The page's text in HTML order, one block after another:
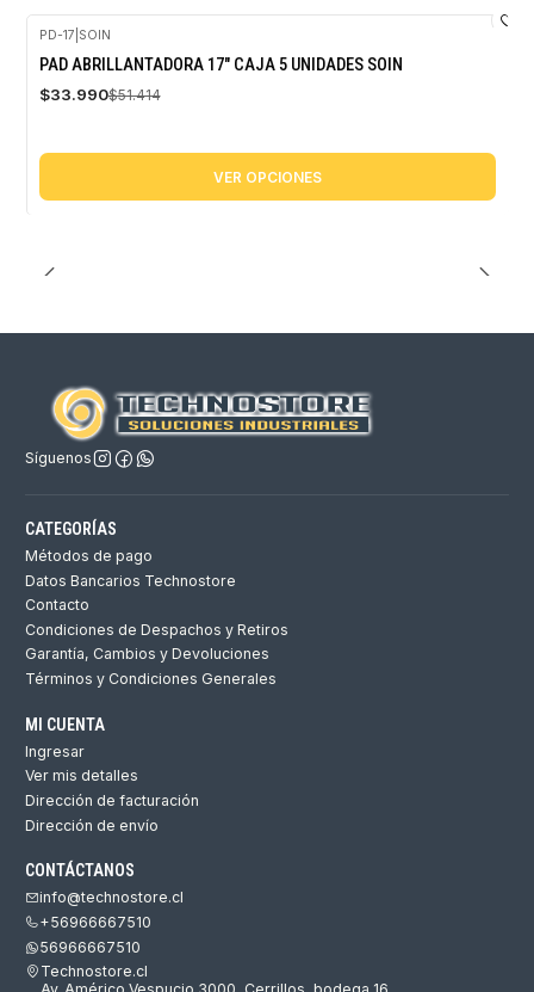
-34%
OFF
PD-17 SOIN
PAD ABRILLANTADORA 17" CAJA 5 UNIDADES SOIN
$33.990$51.414
VER OPCIONES
Síguenos
CATEGORÍAS
Métodos de pago
Datos Bancarios Technostore
Contacto
Condiciones de Despachos y Retiros
Garantía, Cambios y Devoluciones
Términos y Condiciones Generales
MI CUENTA
Ingresar
Ver mis detalles
Dirección de facturación
Dirección de envío
CONTÁCTANOS
info@technostore.cl
+56966667510
56966667510
Technostore.cl